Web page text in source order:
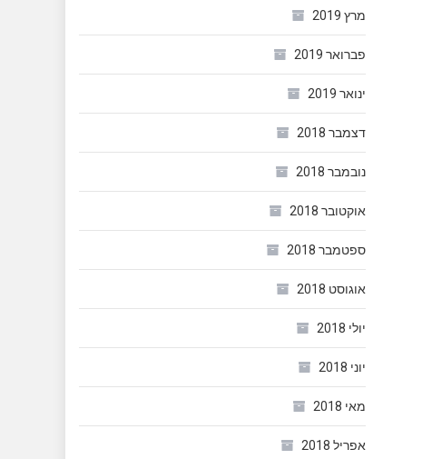
מרץ 2019
פברואר 2019
ינואר 2019
דצמבר 2018
נובמבר 2018
אוקטובר 2018
ספטמבר 2018
אוגוסט 2018
יולי 2018
יוני 2018
מאי 2018
אפריל 2018